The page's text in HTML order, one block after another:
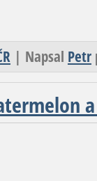
| Napsal Petr